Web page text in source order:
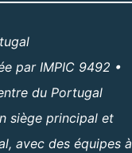
par IMPIC 9492 •
du Portugal
siège principal et
avec des équipes à